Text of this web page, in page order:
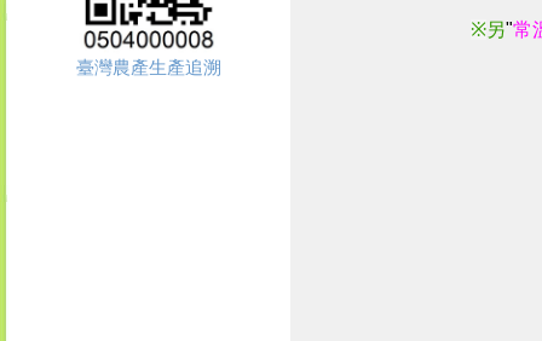
臺灣農產生產追溯
※另"常